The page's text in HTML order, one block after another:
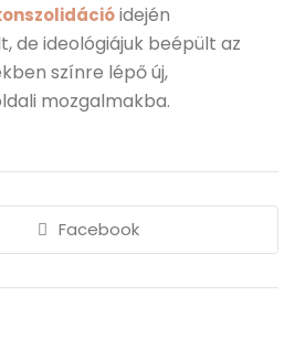
idején
de ideológiájuk beépült az
színre lépő új,
mozgalmakba.
Facebook